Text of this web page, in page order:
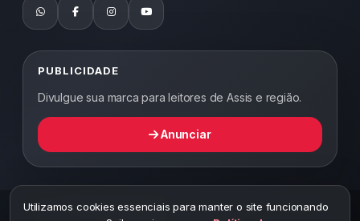
PUBLICIDADE
Divulgue sua marca para leitores de Assis e região.
Anunciar
2026 ©Abordagem Notícias— Todos os direitos reservados —
Utilizamos cookies essenciais para manter o site funcionando